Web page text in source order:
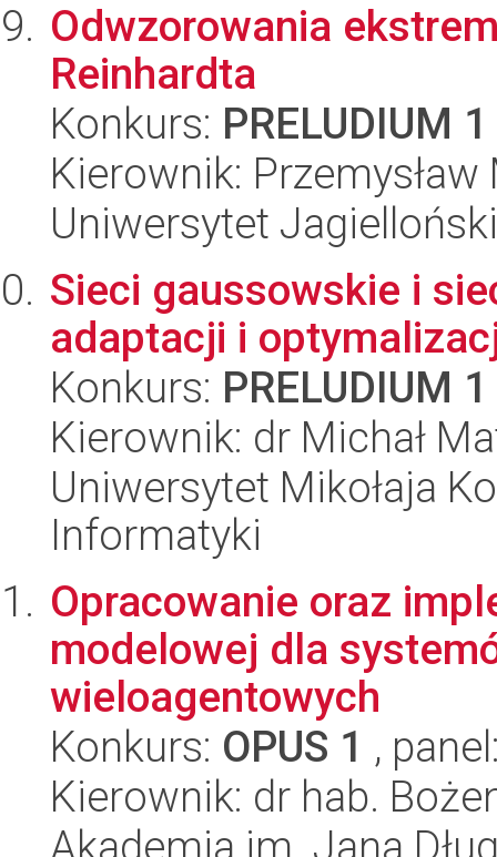
Odwzorowania
Reinhardta
Konkurs: PRELUDIUM 1
Kierownik:
Uniwersytet Jagielloński
Sieci gaussowskie i
adaptacji i
Konkurs: PRELUDIUM 1
Kierownik: dr Michał
Uniwersytet Mikołaja
Informatyki
Opracowanie oraz
modelowej dla
wieloagentowych
Konkurs: OPUS 1 ,
Kierownik: dr hab.
Akademia im. Jana